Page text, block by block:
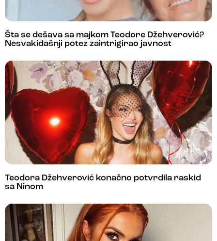
Šta se dešava sa majkom Teodore Džehverović?
Nesvakidašnji potez zaintrigirao javnost
Teodora Džehverović konačno potvrdila raskid
sa Ninom